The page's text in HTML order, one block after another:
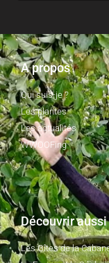
A propos
Qui suis-je ?
Les plantes
Les actualités
WWOOFing
Découvrir aussi
Les Gîtes de la